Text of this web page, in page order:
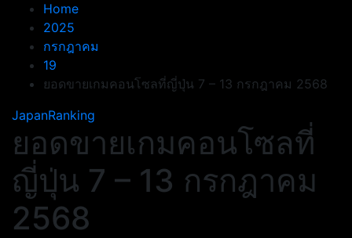
Home
2025
กรกฎาคม
19
ยอดขายเกมคอนโซลที่ญี่ปุ่น 7 – 13 กรกฎาคม 2568
JapanRanking
ยอดขายเกมคอนโซลที่
ญี่ปุ่น 7 – 13 กรกฎาคม
2568